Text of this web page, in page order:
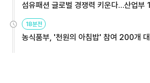
섬유패션 글로벌 경쟁력 키운다…산업부
원
18분전
농식품부, '천원의 아침밥' 참여 200개